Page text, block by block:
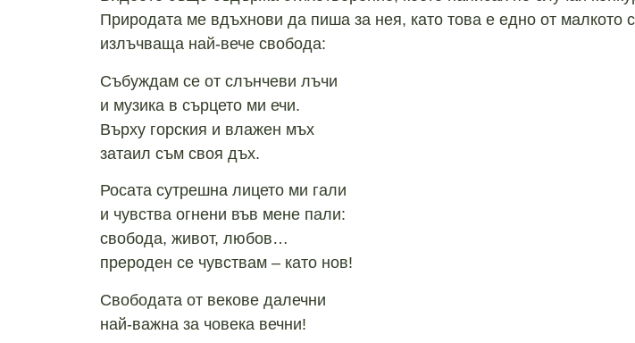
Природата ме вдъхнови да пиша за нея, като това е едно от малкото
излъчваща най-вече свобода:
Събуждам се от слънчеви лъчи
и музика в сърцето ми ечи.
Върху горския и влажен мъх
затаил съм своя дъх.
Росата сутрешна лицето ми гали
и чувства огнени във мене пали:
свобода, живот, любов…
прероден се чувствам – като нов!
Свободата от векове далечни
най-важна за човека вечни!